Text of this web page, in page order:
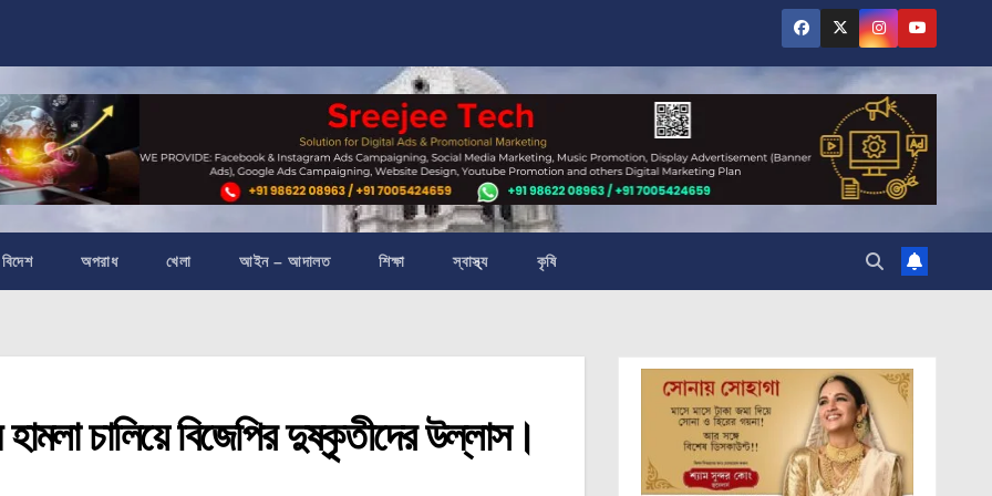
বিদেশ অপরাধ খেলা আইন – আদালত শিক্ষা স্বাস্থ্য কৃষি
চালিয়ে বিজেপির দুষ্কৃতীদের উল্লাস।